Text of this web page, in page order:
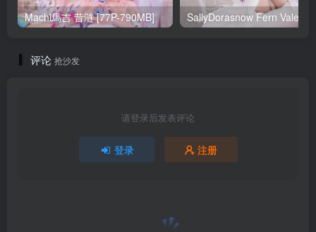
Machi馬吉 昔涟 [77P-790MB]
评论 抢沙发
请登录后发表评论
登录 注册